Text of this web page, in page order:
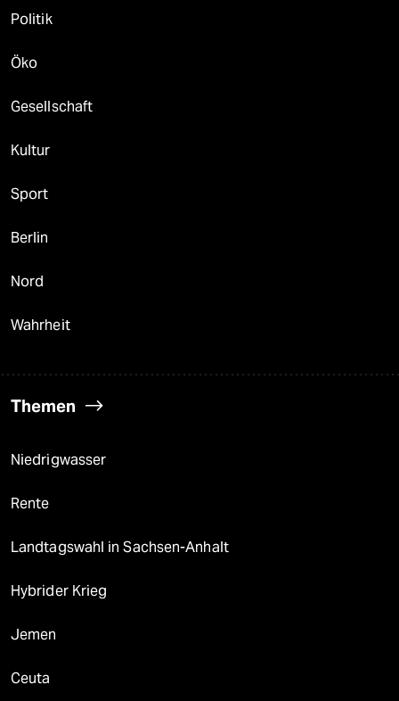
Politik
Öko
Gesellschaft
Kultur
Sport
Berlin
Nord
Wahrheit
Themen
Niedrigwasser
Rente
Landtagswahl in Sachsen-Anhalt
Hybrider Krieg
Jemen
Ceuta